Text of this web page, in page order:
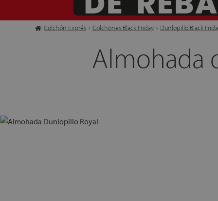
Colchón Exprés › Colchones Black Friday › Dunlopillo Black
Almohada